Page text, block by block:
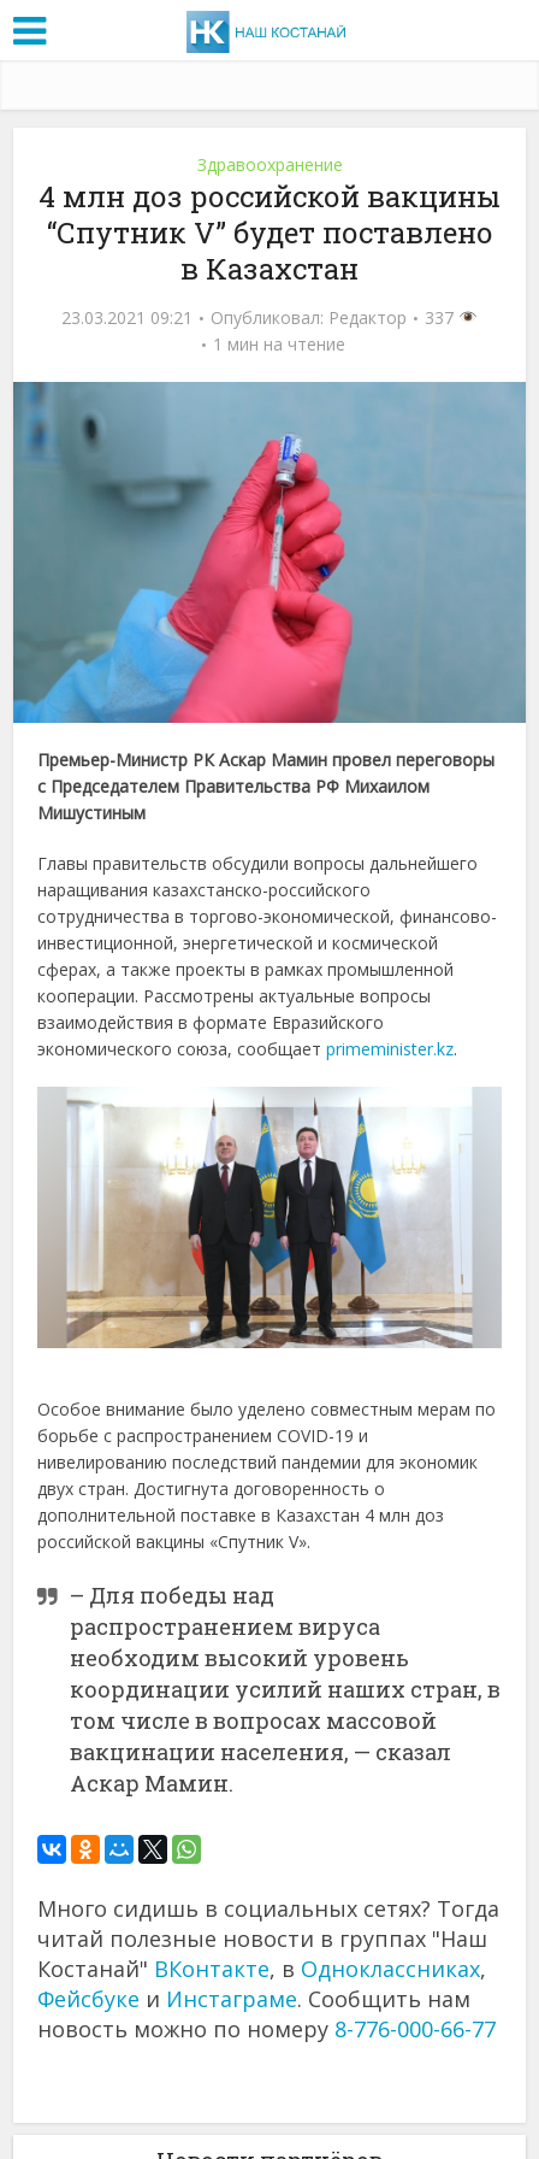
Здравоохранение
4 млн доз российской вакцины
“Спутник V” будет поставлено
в Казахстан
23.03.2021 09:21 Опубликовал: Редактор
337
1 мин на чтение
Премьер-Министр РК Аскар Мамин провел переговоры
с Председателем Правительства РФ Михаилом
Мишустиным
Главы правительств обсудили вопросы дальнейшего
наращивания казахстанско-российского
сотрудничества в торгово-экономической, финансово-
инвестиционной, энергетической и космической
сферах, а также проекты в рамках промышленной
кооперации. Рассмотрены актуальные вопросы
взаимодействия в формате Евразийского
экономического союза, сообщаетprimeminister.kz.
Особое внимание было уделено совместным мерам по
борьбе с распространением COVID-19 и
нивелированию последствий пандемии для экономик
двух стран. Достигнута договоренность о
дополнительной поставке в Казахстан 4 млн доз
российской вакцины «Спутник V».
– Для победы над
распространением вируса
необходим высокий уровень
координации усилий наших стран, в
том числе в вопросах массовой
вакцинации населения, — сказал
Аскар Мамин.
Много сидишь в социальных сетях? Тогда
читай полезные новости в группах "Наш
Костанай" ВКонтакте, в Одноклассниках,
Фейсбуке и Инстаграме. Сообщить нам
новость можно по номеру 8-776-000-66-77